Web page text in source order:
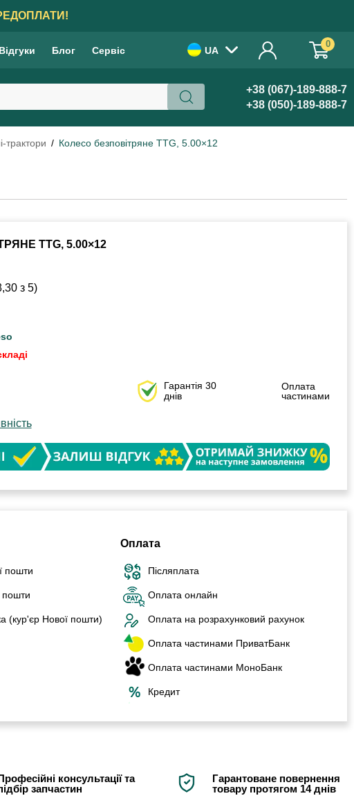
Відгуки Блог Сервіс UA
0
+38 (067)-189-888-7
+38 (050)-189-888-7
трактори Колесо безповітряне TTG, 5.00×12
TTG, 5.00×12
з 5)
Гарантія 30
днів
Оплата
частинами
пошти
пошти
(кур'єр Нової пошти)
Оплата
Післяплата
Оплата онлайн
Оплата на розрахунковий рахунок
Оплата частинами ПриватБанк
Оплата частинами МоноБанк
Кредит
консультації та
запчастин
Гарантоване повернення
товару протягом 14 днів